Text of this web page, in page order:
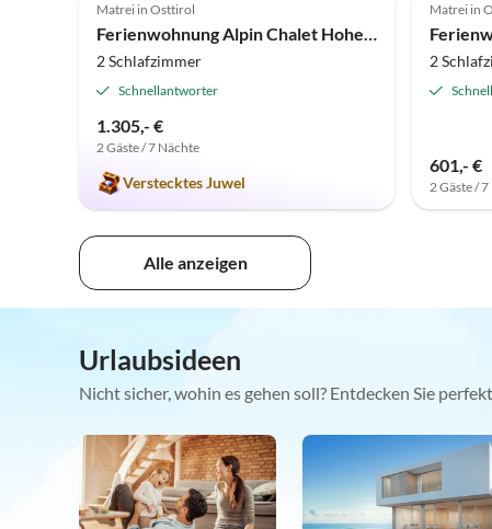
Matrei in Osttirol
Ferienwohnung Alpin Chalet Hohe Tauern
2 Schlafzimmer
Schnellantworter
1.305,- €
2 Gäste / 7 Nächte
Verstecktes Juwel
Matrei in
2
601,- €
2 Gäste /
Alle anzeigen
Urlaubsideen
Nicht sicher, wohin es gehen soll? Entdecken Sie